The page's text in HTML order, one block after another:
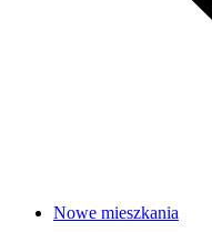
Nowe mieszkania